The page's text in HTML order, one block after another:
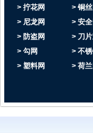
> 拧花网
> 尼龙网
> 防盗网
> 勾网
> 塑料网
> 铜丝
> 安全
> 刀
> 不
> 荷兰